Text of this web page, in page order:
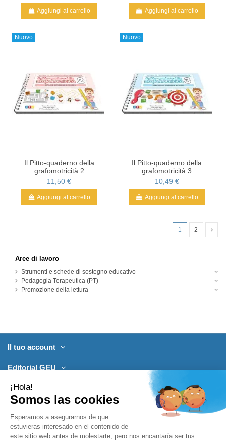
Aggiungi al carrello Aggiungi al carrello
Nuovo
Il Pitto-quaderno della
grafomotricità 2
11,50 €
Aggiungi al carrello
Nuovo
Il Pitto-quaderno della
grafomotricità 3
10,49 €
Aggiungi al carrello
1 2
Aree di lavoro
Strumenti e schede di sostegno educativo
Pedagogia Terapeutica (PT)
Promozione della lettura
Il tuo account
Editorial GEU
Prodotti